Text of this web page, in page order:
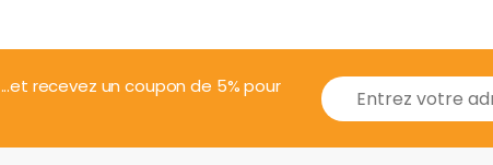
...et recevez un coupon de 5% pour
E
m
i